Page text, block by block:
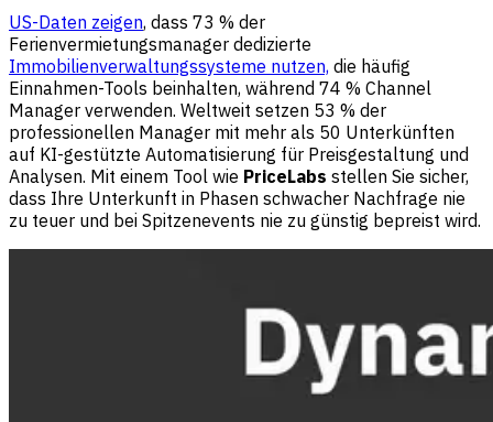
US-Daten zeigen, dass 73 % der
Ferienvermietungsmanager dedizierte
Immobilienverwaltungssysteme nutzen, die häufig
Einnahmen-Tools beinhalten, während 74 % Channel
Manager verwenden. Weltweit setzen 53 % der
professionellen Manager mit mehr als 50 Unterkünften
auf KI-gestützte Automatisierung für Preisgestaltung und
Analysen. Mit einem Tool wie PriceLabs stellen Sie sicher,
dass Ihre Unterkunft in Phasen schwacher Nachfrage nie
zu teuer und bei Spitzenevents nie zu günstig bepreist wird.